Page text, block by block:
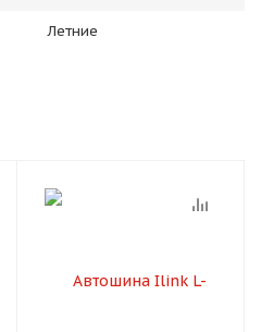
Летние